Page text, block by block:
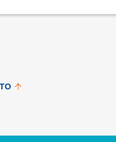
con noi per vincere la